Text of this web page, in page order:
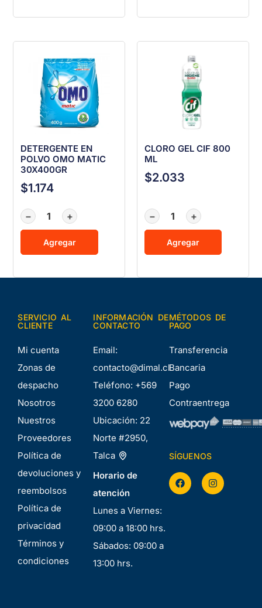
DETERGENTE EN
POLVO OMO MATIC
30X400GR
$1.174
− +
Agregar
CLORO GEL CIF 800
ML
$2.033
− +
Agregar
SERVICIO AL
CLIENTE
Mi cuenta
Zonas de
despacho
Nosotros
Nuestros
Proveedores
Política de
devoluciones y
reembolsos
Política de
privacidad
Términos y
condiciones
INFORMACIÓN DE
CONTACTO
Email:
contacto@dimal.cl
Teléfono: +569
3200 6280
Ubicación: 22
Norte #2950,
Talca
Horario de
atención
Lunes a Viernes:
09:00 a 18:00 hrs.
Sábados: 09:00 a
13:00 hrs.
MÉTODOS DE
PAGO
Transferencia
Bancaria
Pago
Contraentrega
SÍGUENOS